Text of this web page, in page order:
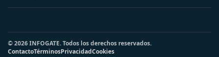
© 2026 INFOGATE. Todos los derechos reservados.
ContactoTérminosPrivacidadCookies